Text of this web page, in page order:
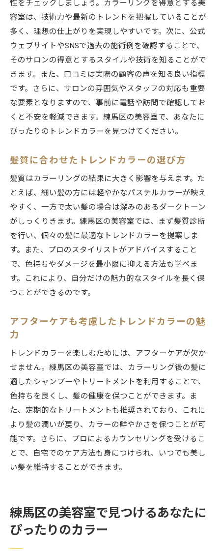
ダメージを最小限に抑えるケア方法
美容室のプロがおすすめするケア習慣
カラーの持続期間を延ばす秘密とは
性をチェックしましょう。カラーリングを得意とする美
容室は、技術力や最新のトレンドを把握していることが
多く、理想の仕上がりを実現しやすいです。次に、公式
ウェブサイトやSNSで過去の施術例を確認することで、
そのサロンの得意とするスタイルや技術を知ることがで
きます。また、口コミは実際の顧客の声を知る良い指標
です。さらに、サロンの雰囲気やスタッフの対応も重要
な要素となりますので、事前に電話や訪問で確認してお
くと不安を軽減できます。練馬区の美容室で、あなたに
ぴったりのトレンドカラーを見つけてください。
髪質に合わせたトレンドカラーの選び方
髪質はカラーリングの結果に大きく影響を与えます。た
とえば、細い髪の方には軽やかなパステルカラーが映え
やすく、一方で太い髪の場合は深みのあるダークトーン
がしっくりきます。練馬区の美容室では、まず髪質診断
を行い、個々の髪に最適なトレンドカラーを提案しま
す。また、プロのスタイリストがアドバイスすること
で、色持ちやダメージを最小限に抑える方法も学べま
す。これにより、自分だけの魅力的なスタイルを長く保
つことができるのです。
アフターケアも考慮したトレンドカラーの魅
力
トレンドカラーを楽しむためには、アフターケアが欠か
せません。練馬区の美容室では、カラーリング後の髪に
適したシャンプーやトリートメントを利用することで、
色持ちを良くし、髪の健康を保つことができます。ま
た、定期的なトリートメントも推奨されており、これに
より髪の潤いが戻り、カラーの鮮やかさを保つことが可
能です。さらに、プロによるカウンセリングを受けるこ
とで、自宅でのケア方法も身につけられ、いつでも美し
い髪を維持することができます。
練馬区の美容室で見つけるあなたに
ぴったりのカラー